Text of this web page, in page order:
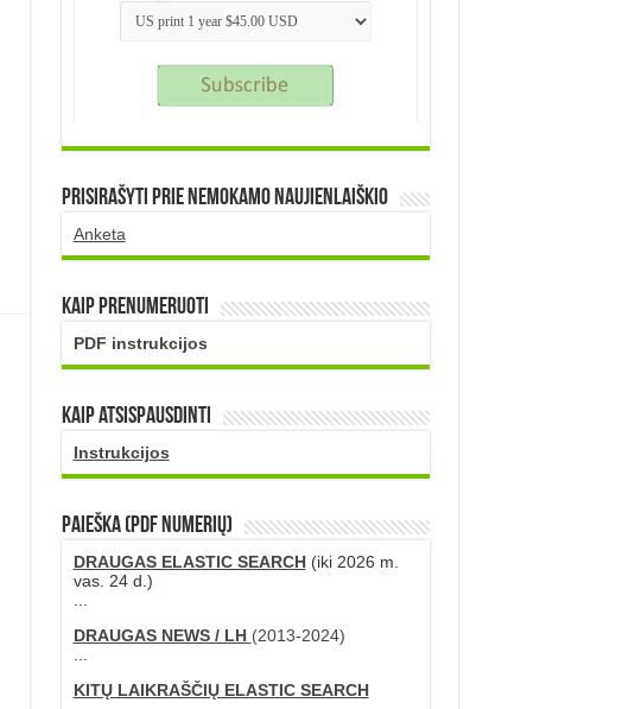
Prisirašyti prie nemokamo naujienlaiškio
Anketa
Kaip prenumeruoti
PDF instrukcijos
Kaip atsispausdinti
Instrukcijos
PAIEŠKA (PDF numerių)
DRAUGAS ELASTIC SEARCH(iki 2026 m.
vas. 24 d.)
...
DRAUGAS NEWS / LH (2013-2024)
...
KITŲ LAIKRAŠČIŲ ELASTIC SEARCH